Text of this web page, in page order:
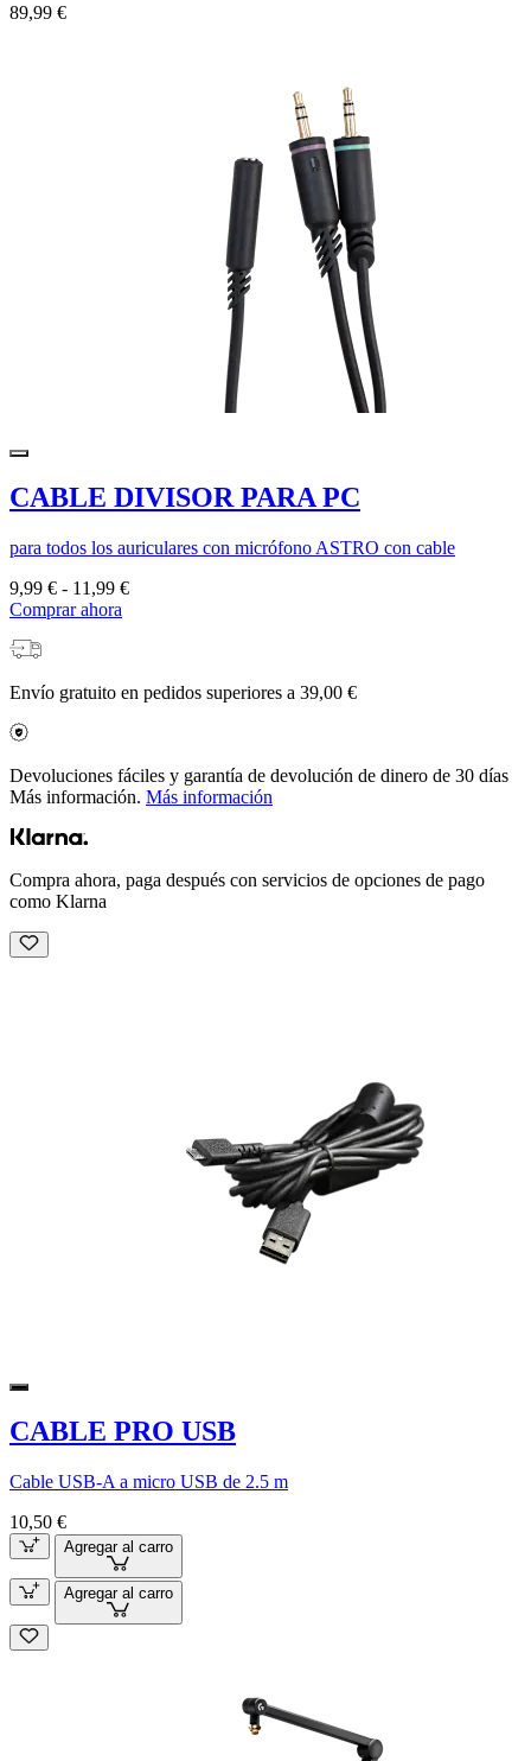
89,99 €
CABLE DIVISOR PARA PC
para todos los auriculares con micrófono ASTRO con cable
9,99 € - 11,99 €
Comprar ahora
Envío gratuito en pedidos superiores a 39,00 €
Devoluciones fáciles y garantía de devolución de dinero de 30 días
Más información. Más información
Compra ahora, paga después con servicios de opciones de pago
como Klarna
CABLE PRO USB
Cable USB-A a micro USB de 2.5 m
10,50 €
Agregar al carro
Agregar al carro